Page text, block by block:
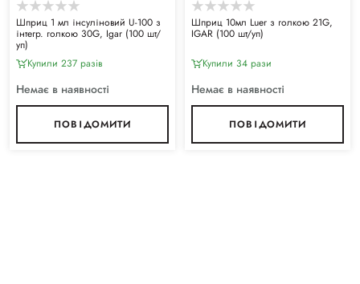
Шприц 1 мл інсуліновий U-100 з
інтегр. голкою 30G, Igar (100 шт/
уп)
Купили 237 разiв
Немає в наявності
ПОВІДОМИТИ
Шприц 10мл Luer з голкою 21G,
IGAR (100 шт/уп)
Купили 34 рази
Немає в наявності
ПОВІДОМИТИ